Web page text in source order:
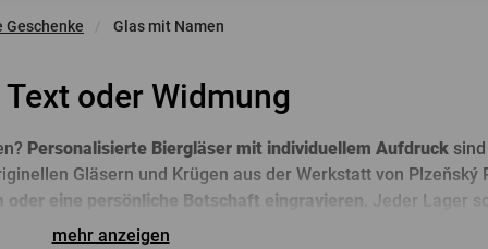
Kennwort: *
Sport und Outdoor
Magnete
Kugelschreiber
Blechschilder
Von unseren Böttchern
Schneidebretter
Humpen
Geschenke Glas mit Namen
oder Widmung
Personalisierte Biergläser mit individuellem Aufdruck
Gläsern und Krügen aus der Werkstatt von Plzeňský
oder eine persönliche Botschaft eingravieren . Jeder Lager
auf den Trinker zugeschnitten ist. Ideal für
mehr anzeigen